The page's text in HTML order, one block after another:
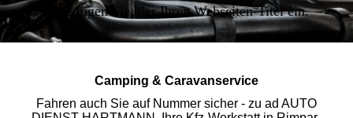
Bitte fügen Sie hier Ihren Webseiten-Titel ein.
Camping & Caravanservice
Fahren auch Sie auf Nummer sicher - zu ad AUTO